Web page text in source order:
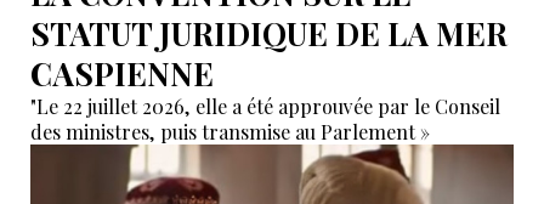
STATUT JURIDIQUE DE LA MER
CASPIENNE
"Le 22 juillet 2026, elle a été approuvée par le Conseil
des ministres, puis transmise au Parlement »